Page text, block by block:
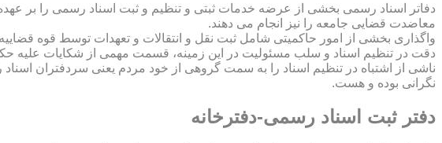
دفاتر اسناد رسمی بخشی از عرضه خدمات ثبتی و تنظیم و ثبت اسناد رسمی را بر
معاضدت قضایی جامعه را نیز انجام می دهند.
واگذاری بخشی از امور حاکمیتی شامل ثبت نقل و انتقالات و تعهدات توسط قوه
دقت در تنظیم اسناد و سلب مسئولیت در این زمینه، قسمت مهمی از شکایات علیه
ناشی از اشتباه در تنظیم اسناد را به سمت گروهی از خود مردم یعنی سردفتران
نگرانی بوده و هست.
دفتر ثبت اسناد رسمی-دفترخانه